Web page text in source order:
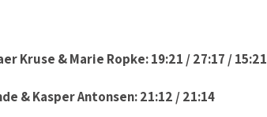
Kruse & Marie Ropke: 19:21 / 27:17 / 15:21
& Kasper Antonsen: 21:12 / 21:14